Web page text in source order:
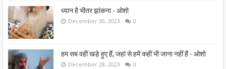
ध्यान है भीतर झांकना - ओशो
December 30, 2023 0
हम सब वहीं खड़े हुए हैं, जहां से हमें कहीं भी जाना नहीं हैं - ओशो
December 28, 2023 0